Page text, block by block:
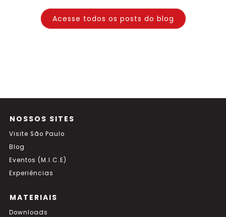
Acesse todos os posts do blog
NOSSOS SITES
Visite São Paulo
Blog
Eventos (M.I.C.E)
Experiências
MATERIAIS
Downloads